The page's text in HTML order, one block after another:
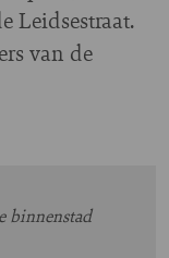
Leidsestraat.
van de
binnenstad